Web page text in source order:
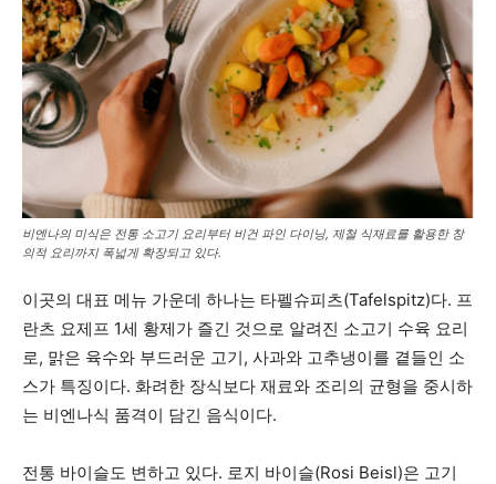
비엔나의 미식은 전통 소고기 요리부터 비건 파인 다이닝, 제철 식재료를 활용한 창
의적 요리까지 폭넓게 확장되고 있다.
이곳의 대표 메뉴 가운데 하나는 타펠슈피츠(Tafelspitz)다. 프
란츠 요제프 1세 황제가 즐긴 것으로 알려진 소고기 수육 요리
로, 맑은 육수와 부드러운 고기, 사과와 고추냉이를 곁들인 소
스가 특징이다. 화려한 장식보다 재료와 조리의 균형을 중시하
는 비엔나식 품격이 담긴 음식이다.
전통 바이슬도 변하고 있다. 로지 바이슬(Rosi Beisl)은 고기